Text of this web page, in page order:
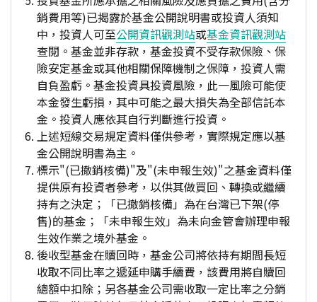
銷費用等)已揭露於基金公開說明書或投資人須知
中，投資人可至公開資訊觀測站或基金資訊觀測站
查閱。基金並非存款，基金投資不受存款保險、保
險安定基金或其他相關保障機制之保障，投資人需
自負盈虧。基金投資具投資風險，此一風險可能使
本金發生虧損，其中可能之最大損失為全部信託本
金。投資人應依其自行判斷進行投資。
上述短線交易規定資料僅供參考，實際規定應以基
金公開說明書為主。
標示"(已撤銷核備)"及"(未申報生效)"之基金資料僅
提供原有投資者參考，以供其做買回、轉換或繼續
持有之決定；「已撤銷核備」為在台灣已下架(停
售)的基金；「未申報生效」為未向金管會辦理申報
生效作業之境外基金。
後收型基金在贖回時，基金公司將依持有期間長短
收取不同比率之遞延申購手續費，該費用將自贖回
總額中扣除；另各基金公司需收取一定比率之分銷